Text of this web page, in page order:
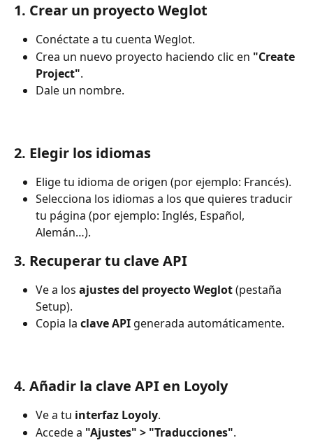
1. Crear un proyecto Weglot
Conéctate a tu cuenta Weglot.
Crea un nuevo proyecto haciendo clic en "Create
Project".
Dale un nombre.
2. Elegir los idiomas
Elige tu idioma de origen (por ejemplo: Francés).
Selecciona los idiomas a los que quieres traducir
tu página (por ejemplo: Inglés, Español,
Alemán…).
3. Recuperar tu clave API
Ve a los ajustes del proyecto Weglot (pestaña
Setup).
Copia la clave API generada automáticamente.
4. Añadir la clave API en Loyoly
Ve a tu interfaz Loyoly.
Accede a "Ajustes" > "Traducciones".